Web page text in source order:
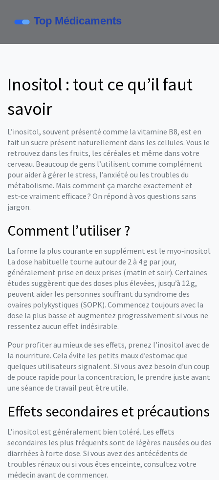
Inositol : tout ce qu’il faut
savoir
L’inositol, souvent présenté comme la vitamine B8, est en
fait un sucre présent naturellement dans les cellules. Vous le
retrouvez dans les fruits, les céréales et même dans votre
cerveau. Beaucoup de gens l’utilisent comme complément
pour aider à gérer le stress, l’anxiété ou les troubles du
métabolisme. Mais comment ça marche exactement et
est‑ce vraiment efficace ? On répond à vos questions sans
jargon.
Comment l’utiliser ?
La forme la plus courante en supplément est le myo‑inositol.
La dose habituelle tourne autour de 2 à 4 g par jour,
généralement prise en deux prises (matin et soir). Certaines
études suggèrent que des doses plus élevées, jusqu’à 12 g,
peuvent aider les personnes souffrant du syndrome des
ovaires polykystiques (SOPK). Commencez toujours avec la
dose la plus basse et augmentez progressivement si vous ne
ressentez aucun effet indésirable.
Pour profiter au mieux de ses effets, prenez l’inositol avec de
la nourriture. Cela évite les petits maux d’estomac que
quelques utilisateurs signalent. Si vous avez besoin d’un coup
de pouce rapide pour la concentration, le prendre juste avant
une séance de travail peut être utile.
Effets secondaires et précautions
L’inositol est généralement bien toléré. Les effets
secondaires les plus fréquents sont de légères nausées ou des
diarrhées à forte dose. Si vous avez des antécédents de
troubles rénaux ou si vous êtes enceinte, consultez votre
médecin avant de commencer.